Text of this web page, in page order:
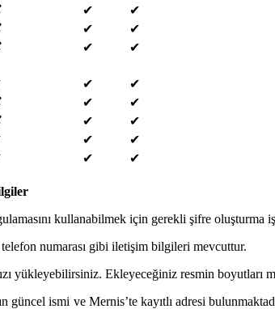
✔
✔
✔
✔
✔
✔
✔
✔
✔
✔
✔
✔
✔
✔
✔ ✔
kullanabilmek için gerekli şifre oluşturma
telefon numarası gibi iletişim bilgileri mevcuttur.
yükleyebilirsiniz. Ekleyeceğiniz resmin boyutları
güncel ismi ve Mernis’te kayıtlı adresi